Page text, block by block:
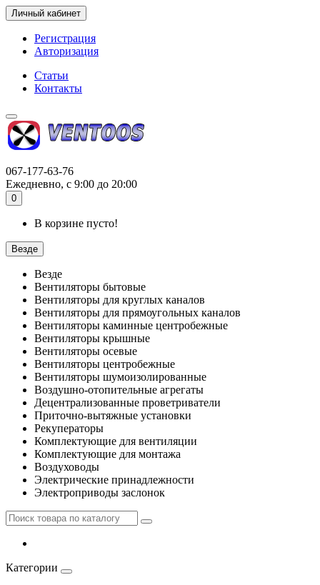
Личный кабинет
Регистрация
Авторизация
Статьи
Контакты
067-177-63-76
Ежедневно, с 9:00 до 20:00
0
В корзине пусто!
Везде
Везде
Вентиляторы бытовые
Вентиляторы для круглых каналов
Вентиляторы для прямоугольных каналов
Вентиляторы каминные центробежные
Вентиляторы крышные
Вентиляторы осевые
Вентиляторы центробежные
Вентиляторы шумоизолированные
Воздушно-отопительные агрегаты
Децентрализованные проветриватели
Приточно-вытяжные установки
Рекуператоры
Комплектующие для вентиляции
Комплектующие для монтажа
Воздуховоды
Электрические принадлежности
Электроприводы заслонок
Категории